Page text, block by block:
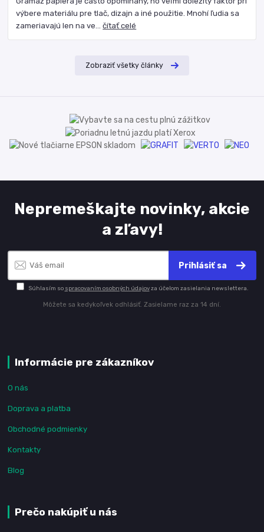
výbere materiálu pre tlač, dizajn a iné použitie. Mnohí ľudia sa
zameriavajú len na ve...čítať celé
Zobraziť všetky články
Nepremeškajte novinky, akcie
a zľavy!
Prihlásiť sa
Súhlasím so spracovaním osobných údajovza účelom zasielania newslettera.
Môžete sa kedykoľvek odhlásiť. Zasielame raz za 14 dní.
Informácie pre zákazníkov
O nás
Doprava a platba
Obchodné podmienky
Kontakty
Blog
Prečo nakúpiť u nás